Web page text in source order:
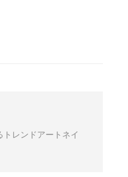
レンドアートネイ